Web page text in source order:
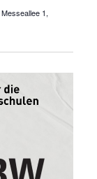
Messeallee 1,